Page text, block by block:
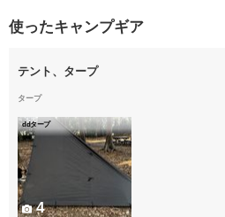
使ったキャンプギア
テント、タープ
タープ
ddタープ
4